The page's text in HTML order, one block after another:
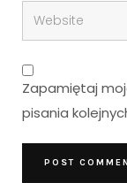
Zapamiętaj
pisania